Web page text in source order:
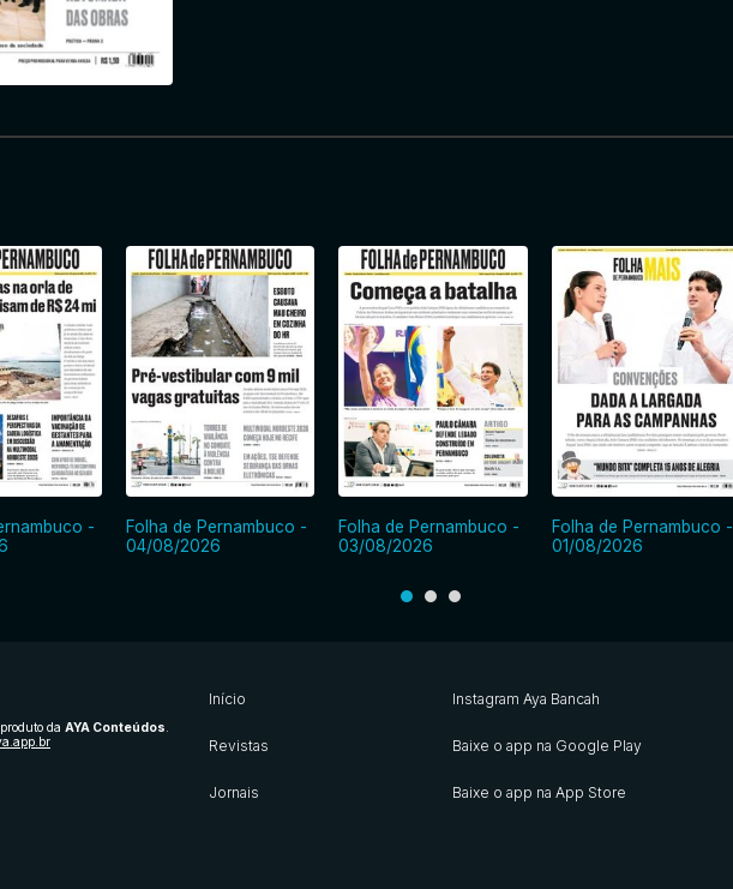
-
Folha de Pernambuco -
04/08/2026
Folha de Pernambuco -
03/08/2026
Folha de Pernambuco -
01/08/2026
da AYA Conteúdos
Início
Revistas
Jornais
Instagram Aya Bancah
Baixe o app na Google Play
Baixe o app na App Store